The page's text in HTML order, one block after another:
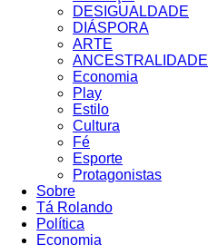
DESIGUALDADE
DIÁSPORA
ARTE
ANCESTRALIDADE
Economia
Play
Estilo
Cultura
Fé
Esporte
Protagonistas
Sobre
Tá Rolando
Política
Economia